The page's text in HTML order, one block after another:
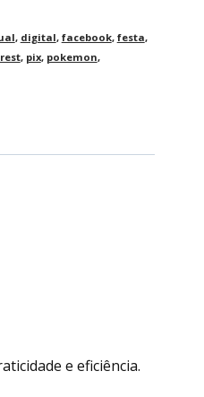
, digital, facebook, festa,
, pix, pokemon,
e eficiência.